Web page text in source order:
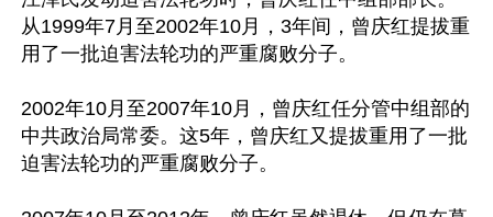
从1999年7月至2002年10月，3年间，曾庆红提拔重
用了一批迫害法轮功的严重腐败分子。
2002年10月至2007年10月，曾庆红任分管中组部的
中共政治局常委。这5年，曾庆红又提拔重用了一批
迫害法轮功的严重腐败分子。